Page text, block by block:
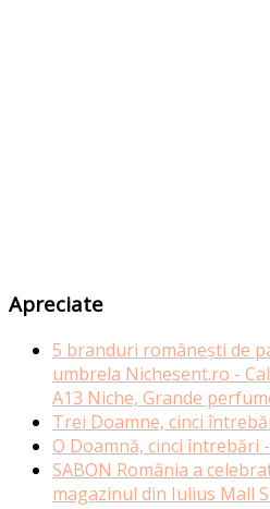
Apreciate
5 branduri românești de
umbrela Nichesent.ro -
A13 Niche, Grande
Trei Doamne, cinci
O Doamnă, cinci întrebări
SABON România a
magazinul din Iulius Mall